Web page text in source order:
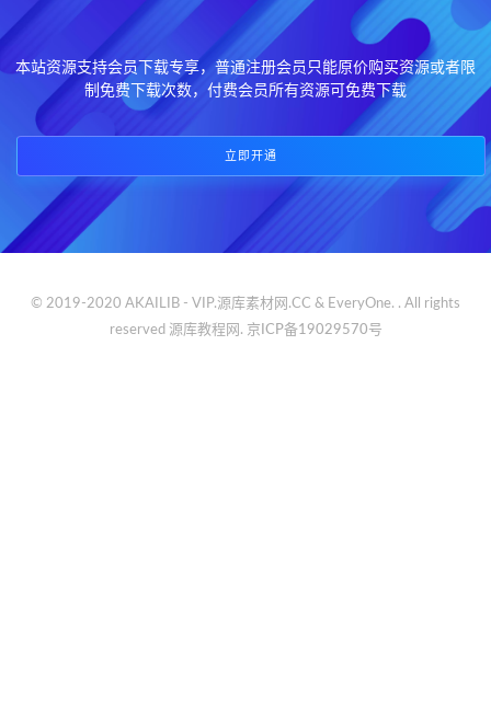
本站资源支持会员下载专享，普通注册会员只能原价购买资源或者限
制免费下载次数，付费会员所有资源可免费下载
立即开通
© 2019-2020 AKAILIB - VIP.源库素材网.CC & EveryOne. . All rights
reserved 源库教程网. 京ICP备19029570号